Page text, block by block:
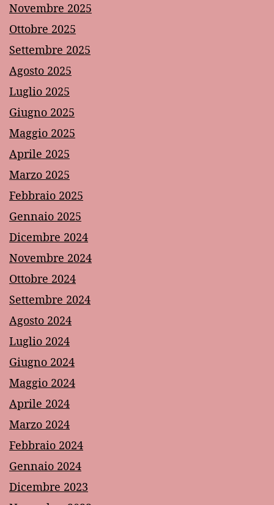
Novembre 2025
Ottobre 2025
Settembre 2025
Agosto 2025
Luglio 2025
Giugno 2025
Maggio 2025
Aprile 2025
Marzo 2025
Febbraio 2025
Gennaio 2025
Dicembre 2024
Novembre 2024
Ottobre 2024
Settembre 2024
Agosto 2024
Luglio 2024
Giugno 2024
Maggio 2024
Aprile 2024
Marzo 2024
Febbraio 2024
Gennaio 2024
Dicembre 2023